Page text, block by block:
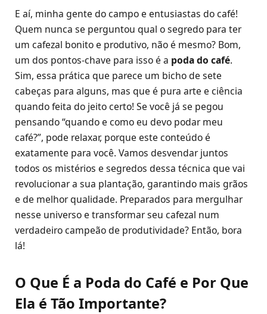
E aí, minha gente do campo e entusiastas do café!
Quem nunca se perguntou qual o segredo para ter
um cafezal bonito e produtivo, não é mesmo? Bom,
um dos pontos-chave para isso é a poda do café.
Sim, essa prática que parece um bicho de sete
cabeças para alguns, mas que é pura arte e ciência
quando feita do jeito certo! Se você já se pegou
pensando “quando e como eu devo podar meu
café?”, pode relaxar, porque este conteúdo é
exatamente para você. Vamos desvendar juntos
todos os mistérios e segredos dessa técnica que vai
revolucionar a sua plantação, garantindo mais grãos
e de melhor qualidade. Preparados para mergulhar
nesse universo e transformar seu cafezal num
verdadeiro campeão de produtividade? Então, bora
lá!
O Que É a Poda do Café e Por Que
Ela é Tão Importante?